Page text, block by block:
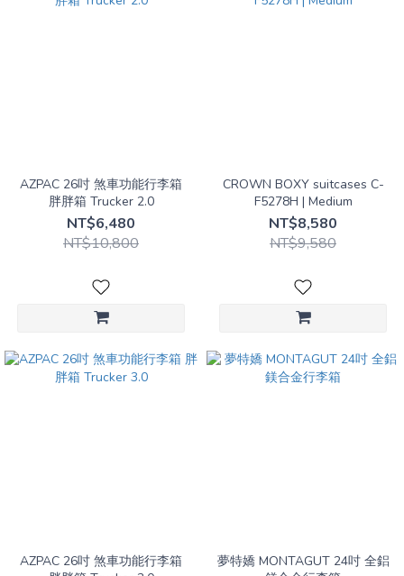
AZPAC 26吋 煞車功能行李箱
胖胖箱 Trucker 2.0
NT$6,480
NT$10,800
CROWN BOXY suitcases C-
F5278H | Medium
NT$8,580
NT$9,580
AZPAC 26吋 煞車功能行李箱
夢特嬌 MONTAGUT 24吋 全鋁